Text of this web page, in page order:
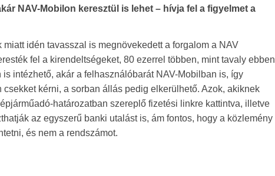
NAV-Mobilon keresztül is lehet – hívja fel a figyelmet a
idén tavasszal is megnövekedett a forgalom a NAV
fel a kirendeltségeket, 80 ezerrel többen, mint tavaly ebben
intézhető, akár a felhasználóbarát NAV-Mobilban is, így
kérni, a sorban állás pedig elkerülhető. Azok, akiknek
határozatban szereplő fizetési linkre kattintva, illetve
az egyszerű banki utalást is, ám fontos, hogy a közlemény
és nem a rendszámot.